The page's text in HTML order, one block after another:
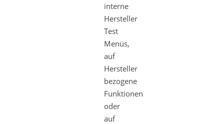
interne
Hersteller
Test
Menüs,
auf
Hersteller
bezogene
Funktionen
oder
auf